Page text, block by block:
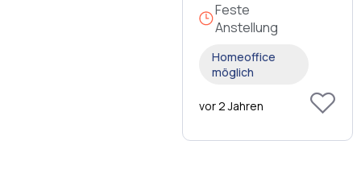
Feste
Anstellung
Homeoffice
möglich
vor 2 Jahren